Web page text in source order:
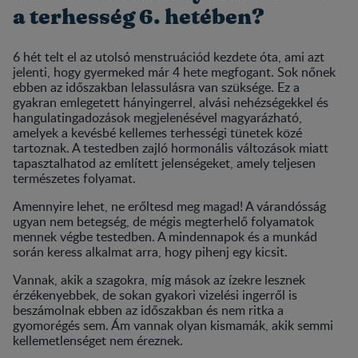
a terhesség 6. hetében?
6 hét telt el az utolsó menstruációd kezdete óta, ami azt
jelenti, hogy gyermeked már 4 hete megfogant. Sok nőnek
ebben az időszakban lelassulásra van szüksége. Ez a
gyakran emlegetett hányingerrel, alvási nehézségekkel és
hangulatingadozások megjelenésével magyarázható,
amelyek a kevésbé kellemes terhességi tünetek közé
tartoznak. A testedben zajló hormonális változások miatt
tapasztalhatod az említett jelenségeket, amely teljesen
természetes folyamat.
Amennyire lehet, ne erőltesd meg magad! A várandósság
ugyan nem betegség, de mégis megterhelő folyamatok
mennek végbe testedben. A mindennapok és a munkád
során keress alkalmat arra, hogy pihenj egy kicsit.
Vannak, akik a szagokra, míg mások az ízekre lesznek
érzékenyebbek, de sokan gyakori vizelési ingerről is
beszámolnak ebben az időszakban és nem ritka a
gyomorégés sem. Ám vannak olyan kismamák, akik semmi
kellemetlenséget nem éreznek.